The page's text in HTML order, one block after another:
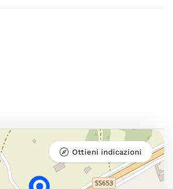
Ottieni indicazioni